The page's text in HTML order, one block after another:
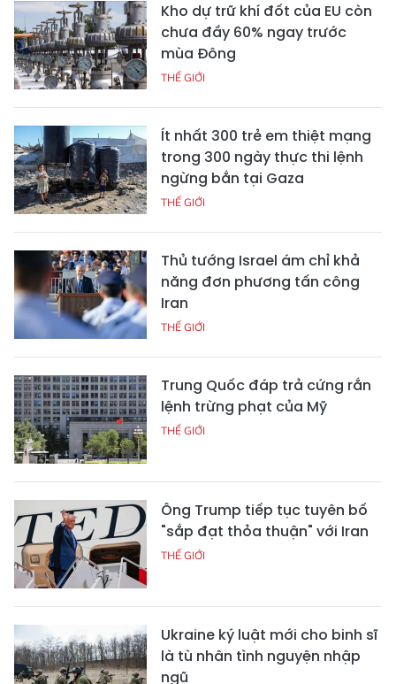
Kho dự trữ khí đốt của EU còn
chưa đầy 60% ngay trước
mùa Đông
THẾ GIỚI
Ít nhất 300 trẻ em thiệt mạng
trong 300 ngày thực thi lệnh
ngừng bắn tại Gaza
THẾ GIỚI
Thủ tướng Israel ám chỉ khả
năng đơn phương tấn công
Iran
THẾ GIỚI
Trung Quốc đáp trả cứng rắn
lệnh trừng phạt của Mỹ
THẾ GIỚI
Ông Trump tiếp tục tuyên bố
"sắp đạt thỏa thuận" với Iran
THẾ GIỚI
Ukraine ký luật mới cho binh sĩ
là tù nhân tình nguyện nhập
ngũ